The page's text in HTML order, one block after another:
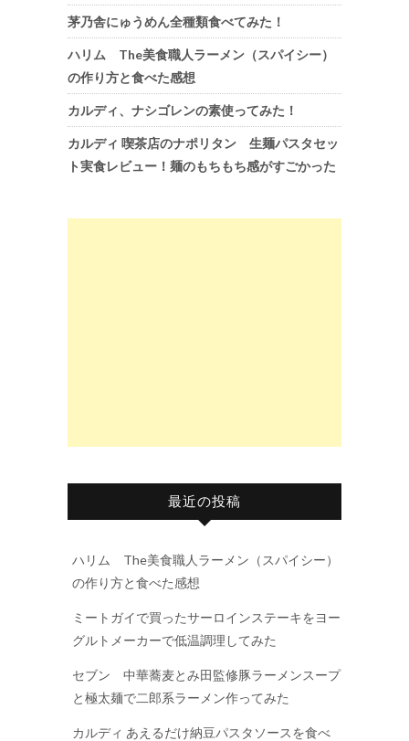
茅乃舎にゅうめん全種類食べてみた！
ハリム The美食職人ラーメン（スパイシー）
の作り方と食べた感想
カルディ、ナシゴレンの素使ってみた！
カルディ 喫茶店のナポリタン 生麺パスタセッ
ト実食レビュー！麺のもちもち感がすごかった
最近の投稿
ハリム The美食職人ラーメン（スパイシー）
の作り方と食べた感想
ミートガイで買ったサーロインステーキをヨー
グルトメーカーで低温調理してみた
セブン 中華蕎麦とみ田監修豚ラーメンスープ
と極太麺で二郎系ラーメン作ってみた
カルディ あえるだけ納豆パスタソースを食べ